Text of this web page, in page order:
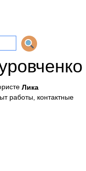
Лика
работы, контактные